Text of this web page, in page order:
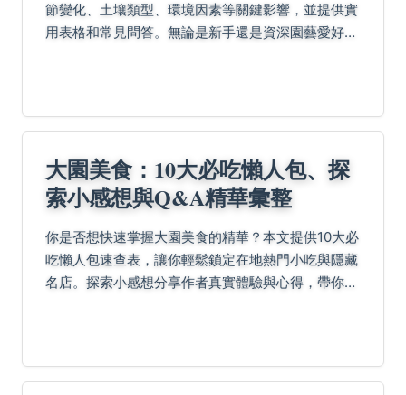
節變化、土壤類型、環境因素等關鍵影響，並提供實
用表格和常見問答。無論是新手還是資深園藝愛好
大園美食：10大必吃懶人包、探
索小感想與Q&A精華彙整
你是否想快速掌握大園美食的精華？本文提供10大必
吃懶人包速查表，讓你輕鬆鎖定在地熱門小吃與隱藏
名店。探索小感想分享作者真實體驗與心得，帶你深